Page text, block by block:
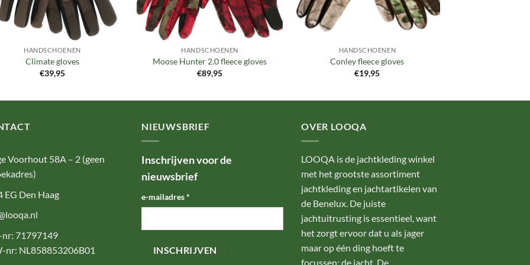
HANDSCHOENEN
Climate gloves
€39,95
HANDSCHOENEN
Moose Hunter 2.0 fleece gloves
€89,95
HANDSCHOENEN
Conley fleece gloves
€19,95
Voorhout 58A – 2 (geen
EG Den Haag
nr: 71797149
nr: NL858853206B01
NIEUWSBRIEF
Inschrijven voor de
nieuwsbrief
e-mailadres*
OVER LOOQA
LOOQA is de jachtkleding winkel
met het grootste assortiment
jachtkleding en jachtartikelen van
de Benelux. De juiste
jachtuitrusting is essentieel, want
het zorgt ervoor dat u als jager
maar op één ding hoeft te
focussen: de jacht. De